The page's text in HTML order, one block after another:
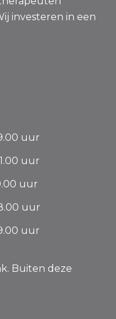
investeren in een
uur
uur
uur
uur
uur
Buiten deze